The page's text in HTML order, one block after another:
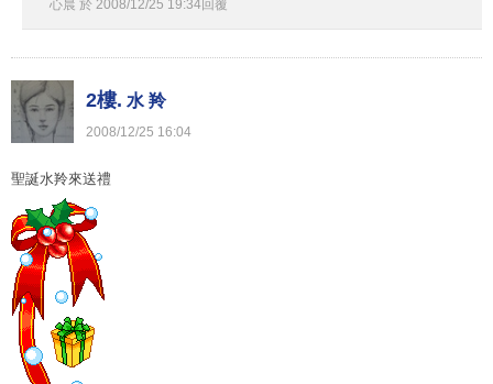
心晨 於 2008/12/25 19:34回覆
2樓. 水 羚
2008/12/25 16:04
聖誕水羚來送禮